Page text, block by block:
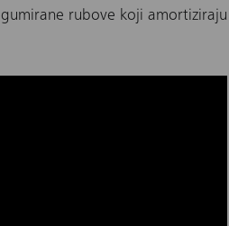
rubove koji amortiziraju